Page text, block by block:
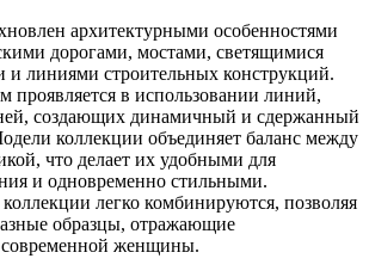
архитектурными особенностями
дорогами, мостами, светящимися
линиями строительных конструкций.
проявляется в использовании линий,
создающих динамичный и сдержанный
коллекции объединяет баланс между
что делает их удобными для
и одновременно стильными.
легко комбинируются, позволяя
образцы, отражающие
современной женщины.